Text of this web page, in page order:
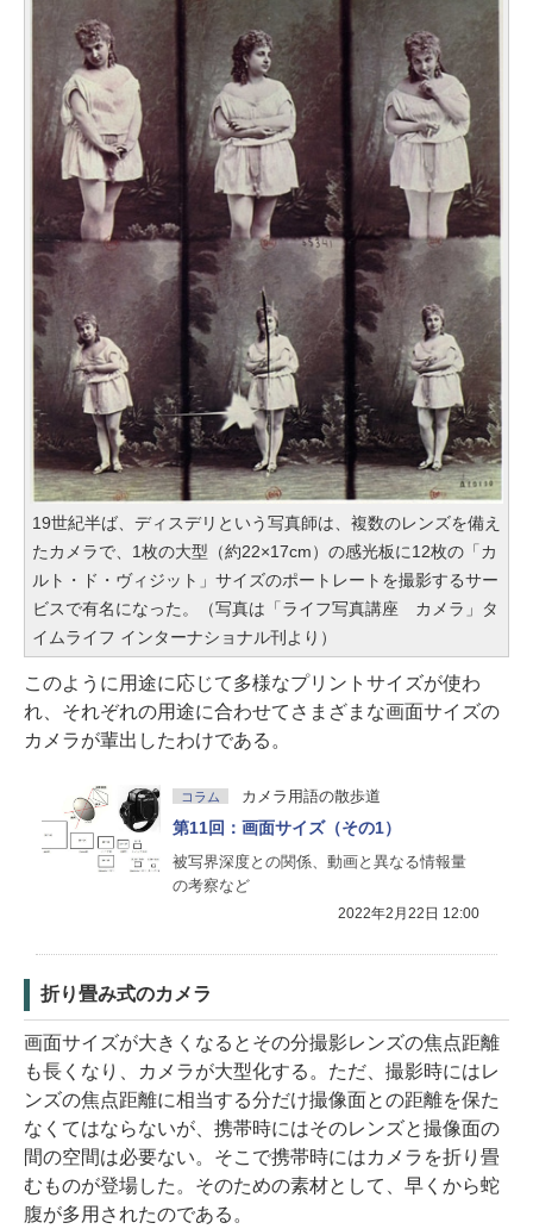
19世紀半ば、ディスデリという写真師は、複数のレンズを備え
たカメラで、1枚の大型（約22×17cm）の感光板に12枚の「カ
ルト・ド・ヴィジット」サイズのポートレートを撮影するサー
ビスで有名になった。（写真は「ライフ写真講座 カメラ」タ
イムライフ インターナショナル刊より）
このように用途に応じて多様なプリントサイズが使わ
れ、それぞれの用途に合わせてさまざまな画面サイズの
カメラが輩出したわけである。
コラム カメラ用語の散歩道
第11回：画面サイズ（その1）
被写界深度との関係、動画と異なる情報量
の考察など
2022年2月22日 12:00
折り畳み式のカメラ
画面サイズが大きくなるとその分撮影レンズの焦点距離
も長くなり、カメラが大型化する。ただ、撮影時にはレ
ンズの焦点距離に相当する分だけ撮像面との距離を保た
なくてはならないが、携帯時にはそのレンズと撮像面の
間の空間は必要ない。そこで携帯時にはカメラを折り畳
むものが登場した。そのための素材として、早くから蛇
腹が多用されたのである。